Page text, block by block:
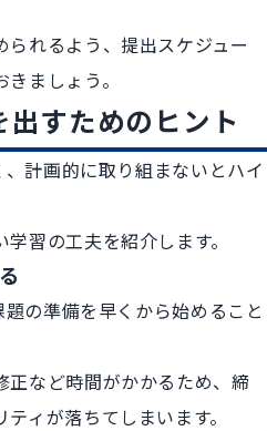
れるよう、提出スケジュー
ましょう。
すためのヒント
計画的に取り組まないとハイ
習の工夫を紹介します。
の準備を早くから始めること
など時間がかかるため、締
ィが落ちてしまいます。